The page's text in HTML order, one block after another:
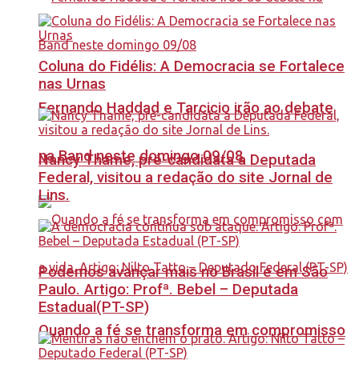
Fernando Haddad e Tarcicio irão ao debate
na Band neste domingo 09/08
Quando a fé se transforma em compromisso
Coluna do Fidélis: A Democracia se Fortalece
nas Urnas
Nancy Thame, pré-candidata a Deputada
Federal, visitou a redação do site Jornal de
Lins.
Podemos avançar mais no Brasil e em São
Paulo. Artigo: Profª. Bebel – Deputada
Estadual(PT-SP)